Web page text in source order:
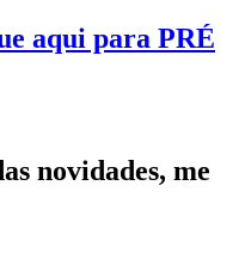
aqui para PRÉ
novidades, me